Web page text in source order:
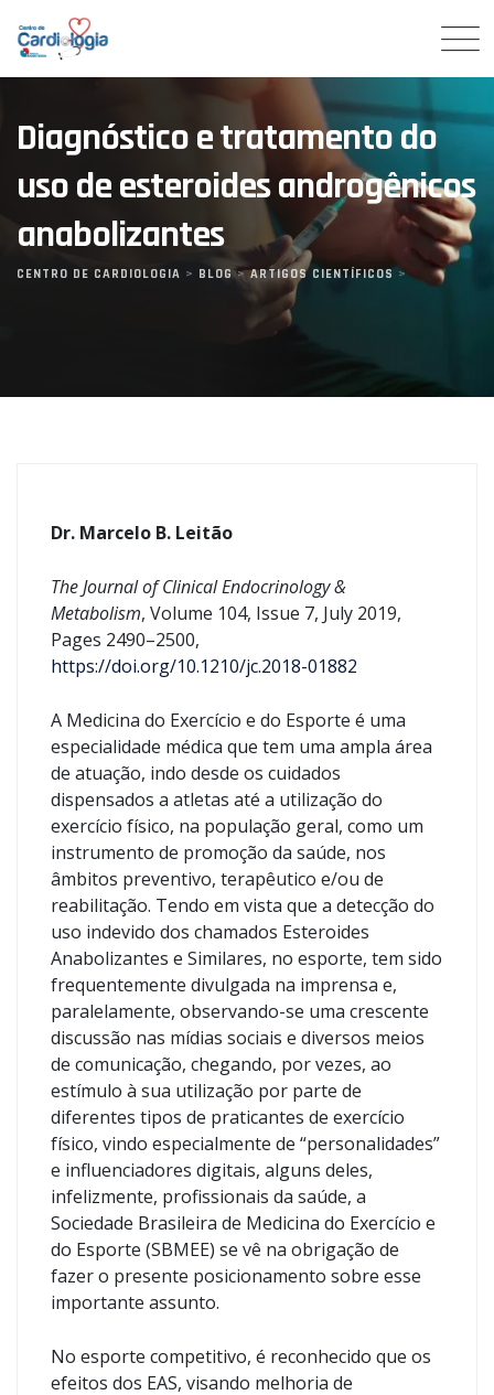
content
Diagnóstico e tratamento do
uso de esteroides androgênicos
anabolizantes
CENTRO DE CARDIOLOGIA > BLOG>ARTIGOS CIENTÍFICOS >
Dr. Marcelo B. Leitão
The Journal of Clinical Endocrinology &
Metabolism, Volume 104, Issue 7, July 2019,
Pages 2490–2500,
https://doi.org/10.1210/jc.2018-01882
A Medicina do Exercício e do Esporte é uma
especialidade médica que tem uma ampla área
de atuação, indo desde os cuidados
dispensados a atletas até a utilização do
exercício físico, na população geral, como um
instrumento de promoção da saúde, nos
âmbitos preventivo, terapêutico e/ou de
reabilitação. Tendo em vista que a detecção do
uso indevido dos chamados Esteroides
Anabolizantes e Similares, no esporte, tem sido
frequentemente divulgada na imprensa e,
paralelamente, observando-se uma crescente
discussão nas mídias sociais e diversos meios
de comunicação, chegando, por vezes, ao
estímulo à sua utilização por parte de
diferentes tipos de praticantes de exercício
físico, vindo especialmente de “personalidades”
e influenciadores digitais, alguns deles,
infelizmente, profissionais da saúde, a
Sociedade Brasileira de Medicina do Exercício e
do Esporte (SBMEE) se vê na obrigação de
fazer o presente posicionamento sobre esse
importante assunto.
No esporte competitivo, é reconhecido que os
efeitos dos EAS, visando melhoria de